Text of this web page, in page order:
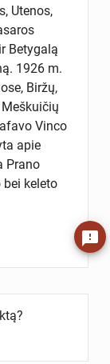
Utenos,
Betygalą
1926 m.
Biržų,
Vinco
apie
Prano
keleto
feedback